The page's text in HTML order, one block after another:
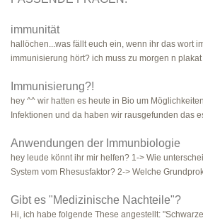
immunität
hallöchen...was fällt euch ein, wenn ihr das wort
immunisierung hört? ich muss zu morgen n
Immunisierung?!
hey ^^ wir hatten es heute in Bio um
Infektionen und da haben wir rausgefunden das
Anwendungen der Immunbiologie
hey leude könnt ihr mir helfen? 1-> Wie
System vom Rhesusfaktor? 2-> Welche
Gibt es "Medizinische Nachteile"?
Hi, ich habe folgende These angestellt: